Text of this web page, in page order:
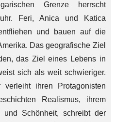
Grenze herrscht
Feri, Anica und Katica
und bauen auf die
Das geografische Ziel
das Ziel eines Lebens in
sich als weit schwieriger.
verleiht ihren Protagonisten
Realismus, ihrem
und Schönheit, schreibt der